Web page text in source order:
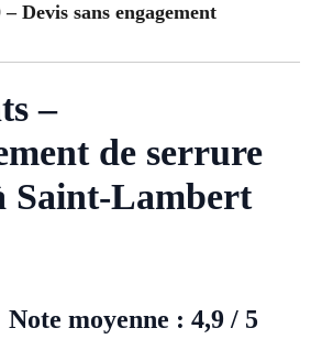
Devis sans engagement
–
de serrure
Saint-Lambert
Note moyenne : 4,9 / 5